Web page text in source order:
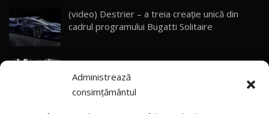
Administrează
consimțământul
30
Primele impresii despre BYD Seal U DM-i,
Sealion 7 și Seal 5 DM-i / Test Drive
AutoBlog.MD
13:56
(video) Destrier – a treia creație unică din
cadrul programului Bugatti Solitaire
(video) SRT prezintă tehnologia eBoost Air
care elimină decalajul turbo